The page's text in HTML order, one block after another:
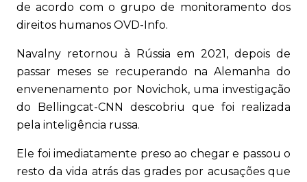
de acordo com o grupo de monitoramento dos
direitos humanos OVD-Info.
Navalny retornou à Rússia em 2021, depois de
passar meses se recuperando na Alemanha do
envenenamento por Novichok, uma investigação
do Bellingcat-CNN descobriu que foi realizada
pela inteligência russa.
Ele foi imediatamente preso ao chegar e passou o
resto da vida atrás das grades por acusações que